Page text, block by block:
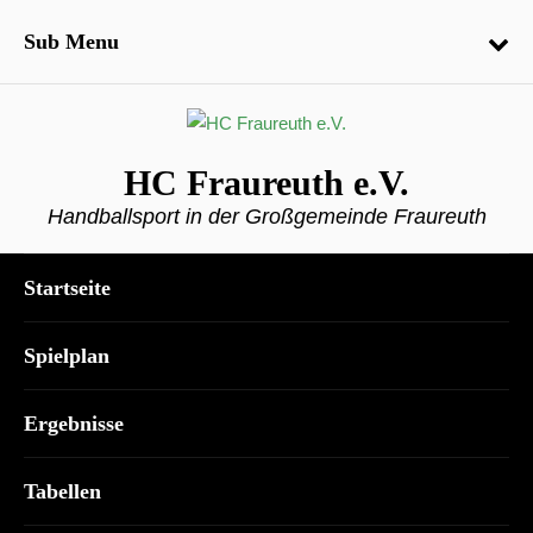
Sub Menu
HC Fraureuth e.V.
Handballsport in der Großgemeinde Fraureuth
Startseite
Spielplan
Ergebnisse
Tabellen